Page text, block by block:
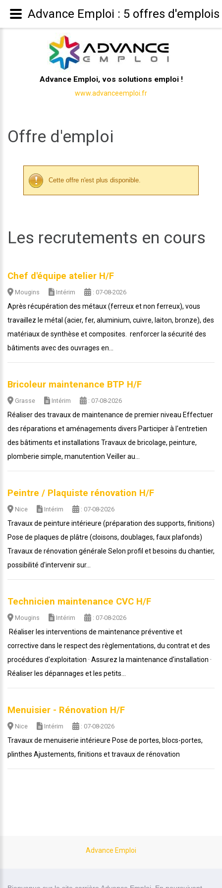
Advance Emploi, vos solutions emploi !
www.advanceemploi.fr
Offre d'emploi
Cette offre n'est plus disponible.
Les recrutements en cours
Chef d'équipe atelier H/F
Mougins Intérim : 07-08-2026
Après récupération des métaux (ferreux et non ferreux), vous
travaillez le métal (acier, fer, aluminium, cuivre, laiton, bronze), des
matériaux de synthèse et composites. renforcer la sécurité des
bâtiments avec des ouvrages en...
Bricoleur maintenance BTP H/F
Grasse Intérim : 07-08-2026
Réaliser des travaux de maintenance de premier niveau Effectuer
des réparations et aménagements divers Participer à l'entretien
des bâtiments et installations Travaux de bricolage, peinture,
plomberie simple, manutention Veiller au...
Peintre / Plaquiste rénovation H/F
Nice Intérim : 07-08-2026
Travaux de peinture intérieure (préparation des supports, finitions)
Pose de plaques de plâtre (cloisons, doublages, faux plafonds)
Travaux de rénovation générale Selon profil et besoins du chantier,
possibilité d'intervenir sur...
Technicien maintenance CVC H/F
Mougins Intérim : 07-08-2026
Réaliser les interventions de maintenance préventive et
corrective dans le respect des règlementations, du contrat et des
procédures d'exploitation · Assurez la maintenance d'installation ·
Réaliser les dépannages et les petits...
Menuisier - Rénovation H/F
Nice Intérim : 07-08-2026
Travaux de menuiserie intérieure Pose de portes, blocs-portes,
plinthes Ajustements, finitions et travaux de rénovation
Advance Emploi
Advance Emploi : 5 offres